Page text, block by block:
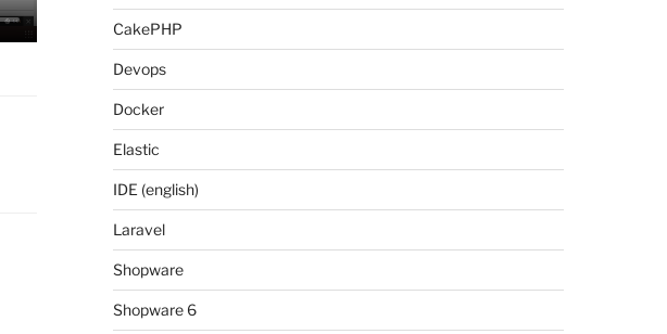
CakePHP
Devops
Docker
Elastic
IDE (english)
Laravel
Shopware
Shopware 6